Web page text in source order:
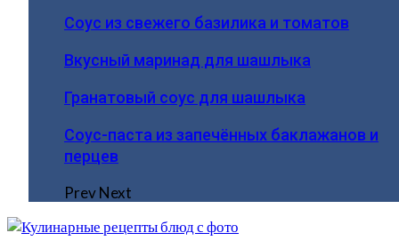
Соус из свежего базилика и томатов
Вкусный маринад для шашлыка
Гранатовый соус для шашлыка
Соус-паста из запечённых баклажанов и
перцев
PrevNext